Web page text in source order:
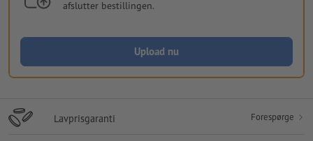
afslutter bestillingen.
Upload nu
Lavprisgaranti Forespørge